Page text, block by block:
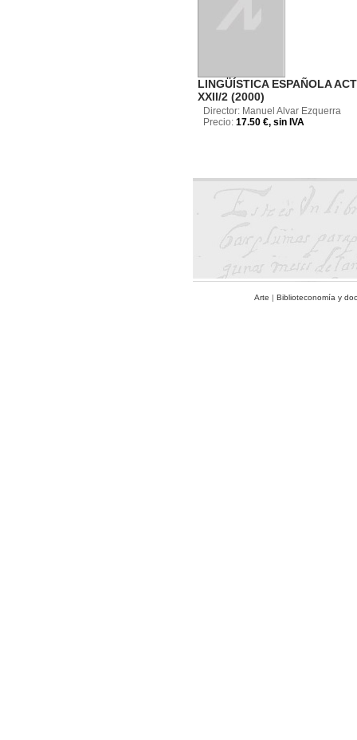
LINGÜÍSTICA ESPAÑOLA
XXII/2 (2000)
Director: Manuel Alvar Ezquerra
Precio: 17.50 €, sin IVA
Arte | Biblioteconomía y